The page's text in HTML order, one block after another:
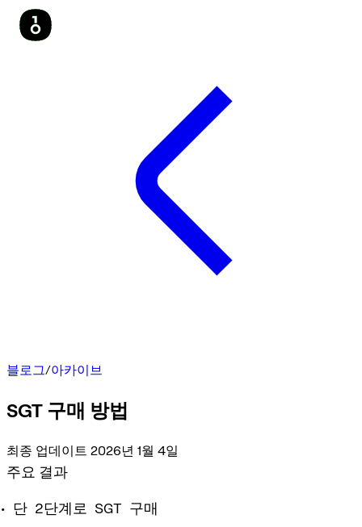
블로그/아카이브
SGT 구매 방법
최종 업데이트 2026년 1월 4일
주요 결과
단 2단계로 SGT 구매